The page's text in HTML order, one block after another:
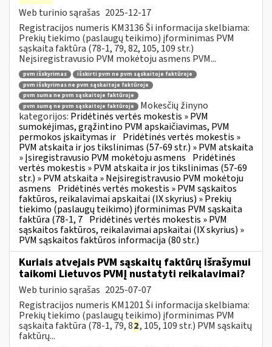
Web turinio sąrašas 2025-12-17
Registracijos numeris KM3136 Ši informacija skelbiama:
Prekių tiekimo (paslaugų teikimo) įforminimas PVM
sąskaita faktūra (78-1, 79, 82, 105, 109 str.)
Neįsiregistravusio PVM mokėtoju asmens PVM...
pvm išskyrimas
išskirti pvm ne pvm sąskaitoje faktūroje
pvm išskyrimas ne pvm sąskaitoje faktūroje
pvm suma ne pvm sąskaitoje faktūroje
pvm sumą ne pvm sąskaitoje faktūroje
Mokesčių žinyno
kategorijos: Pridėtinės vertės mokestis » PVM
sumokėjimas, grąžintino PVM apskaičiavimas, PVM
permokos įskaitymas ir Pridėtinės vertės mokestis »
PVM atskaita ir jos tikslinimas (57-69 str.) » PVM atskaita
» Įsiregistravusio PVM mokėtoju asmens Pridėtinės
vertės mokestis » PVM atskaita ir jos tikslinimas (57-69
str.) » PVM atskaita » Neįsiregistravusio PVM mokėtoju
asmens Pridėtinės vertės mokestis » PVM sąskaitos
faktūros, reikalavimai apskaitai (IX skyrius) » Prekių
tiekimo (paslaugų teikimo) įforminimas PVM sąskaita
faktūra (78-1, 7 Pridėtinės vertės mokestis » PVM
sąskaitos faktūros, reikalavimai apskaitai (IX skyrius) »
PVM sąskaitos faktūros informacija (80 str.)
Kuriais atvejais PVM sąskaitų faktūrų išrašymui
taikomi Lietuvos PVMĮ nustatyti reikalavimai?
Web turinio sąrašas 2025-07-07
Registracijos numeris KM1201 Ši informacija skelbiama:
Prekių tiekimo (paslaugų teikimo) įforminimas PVM
sąskaita faktūra (78-1, 79, 82, 105, 109 str.) PVM sąskaitų
faktūrų...